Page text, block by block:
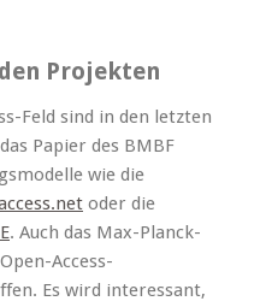
Projekten
Feld sind in den letzten
Papier des BMBF
wie die
oder die
. Auch das Max-Planck-
Access-
Es wird interessant,